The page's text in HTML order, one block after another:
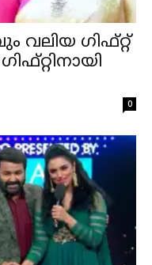
വലിയ ഗിഫ്റ്റ്
0